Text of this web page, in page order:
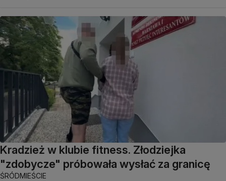
Kradzież w klubie fitness. Złodziejka
"zdobycze" próbowała wysłać za granicę
ŚRÓDMIEŚCIE